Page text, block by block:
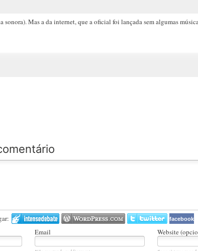
sonora). Mas a da internet, que a oficial foi lançada sem algumas
facebook
Email Website